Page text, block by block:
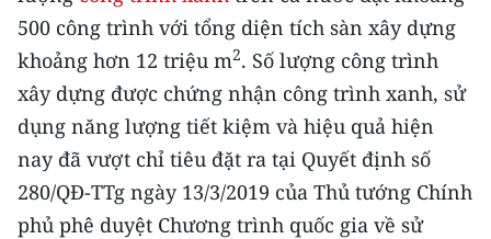
CHƯƠNG TRÌNH OCOP - MỖI XÃ
MỘT SẢN PHẨM
RADIO
MEDIA CENTER
E-Magazine
500 công trình với tổng diện tích sàn xây dựng
khoảng hơn 12 triệu m2. Số lượng công trình
xây dựng được chứng nhận công trình xanh, sử
dụng năng lượng tiết kiệm và hiệu quả hiện
nay đã vượt chỉ tiêu đặt ra tại Quyết định số
280/QĐ-TTg ngày 13/3/2019 của Thủ tướng Chính
phủ phê duyệt Chương trình quốc gia về sử